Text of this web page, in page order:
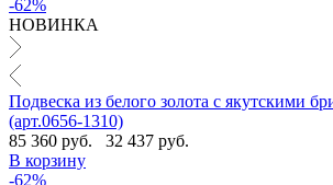
-62%
НОВИНКА
Подвеска из белого золота с якутскими
(арт.0656-1310)
85 360 руб.
32 437 руб.
В корзину
-62%